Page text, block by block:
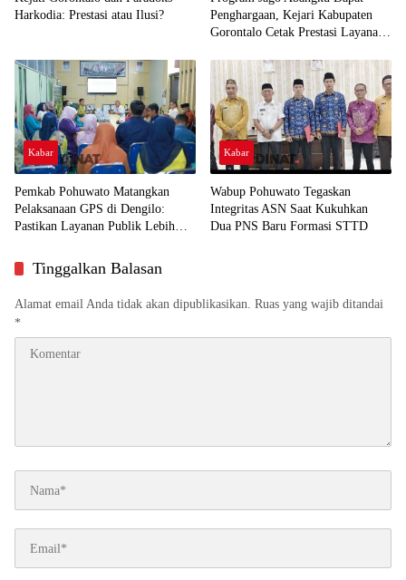
Harkodia: Prestasi atau Ilusi?
Penghargaan, Kejari Kabupaten
Gorontalo Cetak Prestasi Layanan
Kabar
Pemkab Pohuwato Matangkan
Pelaksanaan GPS di Dengilo:
Pastikan Layanan Publik Lebih
Kabar
Wabup Pohuwato Tegaskan
Integritas ASN Saat Kukuhkan
Dua PNS Baru Formasi STTD
Tinggalkan Balasan
Alamat email Anda tidak akan dipublikasikan. Ruas yang wajib ditandai
*